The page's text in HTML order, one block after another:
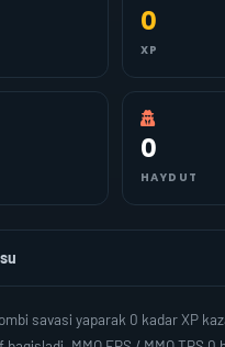
0
XP
0
HAYDUT
savasi yaparak 0 kadar XP